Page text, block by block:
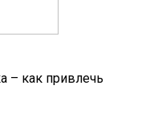
– как привлечь